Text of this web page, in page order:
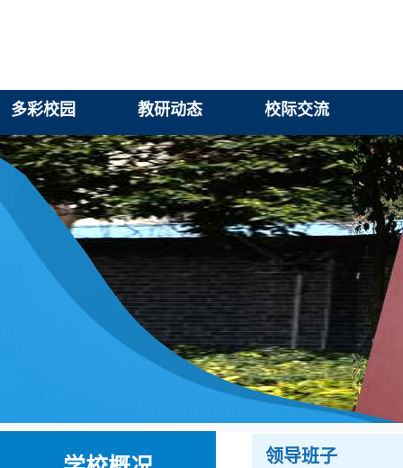
领导班子
多彩校园 教研动态 校际交流